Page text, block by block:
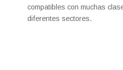
compatibles con muchas
diferentes sectores.